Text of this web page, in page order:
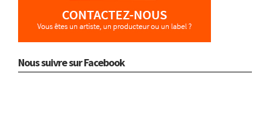
Nous suivre sur Facebook